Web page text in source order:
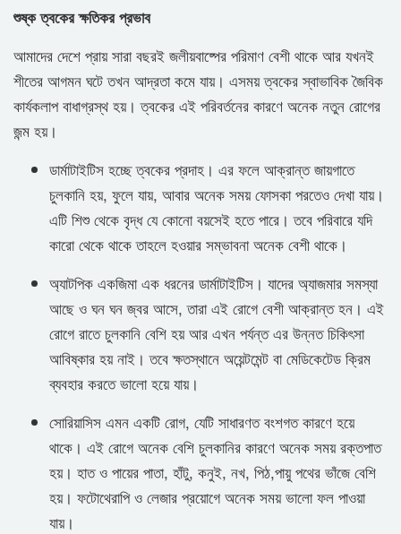
শুষ্ক ত্বকের ক্ষতিকর প্রভাব
আমাদের দেশে প্রায় সারা বছরই জলীয়বাষ্পের পরিমাণ বেশী থাকে আর যখনই
শীতের আগমন ঘটে তখন আদ্রতা কমে যায়। এসময় ত্বকের স্বাভাবিক জৈবিক
কার্যকলাপ বাধাগ্রস্থ হয়। ত্বকের এই পরিবর্তনের কারণে অনেক নতুন রোগের
জন্ম হয়।
ডার্মাটাইটিস হচ্ছে ত্বকের প্রদাহ। এর ফলে আক্রান্ত জায়গাতে
চুলকানি হয়, ফুলে যায়, আবার অনেক সময় ফোসকা পরতেও দেখা যায়।
এটি শিশু থেকে বৃদ্ধ যে কোনো বয়সেই হতে পারে। তবে পরিবারে যদি
কারো থেকে থাকে তাহলে হওয়ার সম্ভাবনা অনেক বেশী থাকে।
অ্যাটপিক একজিমা এক ধরনের ডার্মাটাইটিস। যাদের অ্যাজমার সমস্যা
আছে ও ঘন ঘন জ্বর আসে, তারা এই রোগে বেশী আক্রান্ত হন। এই
রোগে রাতে চুলকানি বেশি হয় আর এখন পর্যন্ত এর উন্নত চিকিৎসা
আবিষ্কার হয় নাই। তবে ক্ষতস্থানে অয়েন্টমেন্ট বা মেডিকেটেড ক্রিম
ব্যবহার করতে ভালো হয়ে যায়।
সোরিয়াসিস এমন একটি রোগ, যেটি সাধারণত বংশগত কারণে হয়ে
থাকে। এই রোগে অনেক বেশি চুলকানির কারণে অনেক সময় রক্তপাত
হয়। হাত ও পায়ের পাতা, হাঁটু, কনুই, নখ, পিঠ,পায়ু পথের ভাঁজে বেশি
হয়। ফটোথেরাপি ও লেজার প্রয়োগে অনেক সময় ভালো ফল পাওয়া
যায়।